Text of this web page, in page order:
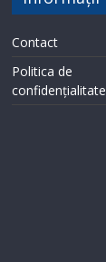
Contact
Politica de
confidențialitate